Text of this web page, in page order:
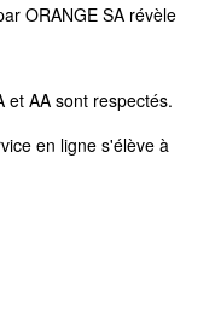
ORANGE SA révèle
et AA sont respectés.
en ligne s'élève à